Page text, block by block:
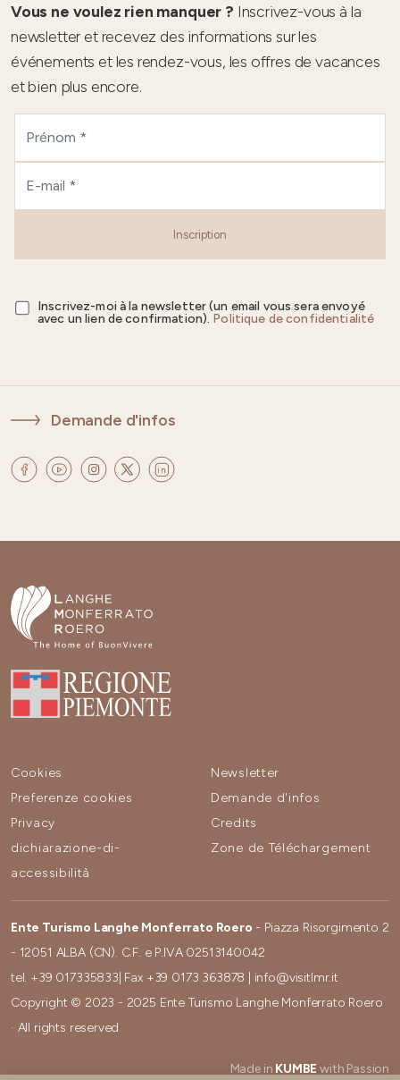
Vous ne voulez rien manquer ? Inscrivez-vous à la
newsletter et recevez des informations sur les
événements et les rendez-vous, les offres de vacances
et bien plus encore.
Inscription
Inscrivez-moi à la newsletter (un email vous sera envoyé
avec un lien de confirmation). Politique de confidentialité
Demande d'infos
Cookies
Preferenze cookies
Privacy
dichiarazione-di-
accessibilità
Newsletter
Demande d'infos
Credits
Zone de Téléchargement
Ente Turismo Langhe Monferrato Roero - Piazza Risorgimento 2
- 12051 ALBA (CN). C.F. e P.IVA 02513140042
tel. +39 017335833 | Fax +39 0173 363878
info@visitlmr.it
Copyright © 2023 - 2025 Ente Turismo Langhe Monferrato Roero
· All rights reserved
Made in KUMBE with Passion